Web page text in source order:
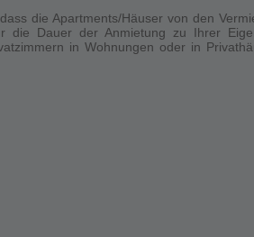
только то, которое указано
при выходе из квартиры.
die Apartments/Häuser von den
die Dauer der Anmietung zu Ihrer
in Wohnungen oder in